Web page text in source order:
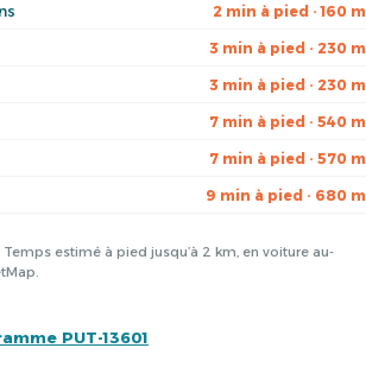
2 min à pied · 160 m
3 min à pied · 230 m
3 min à pied · 230 m
7 min à pied · 540 m
7 min à pied · 570 m
9 min à pied · 680 m
estimé à pied jusqu’à 2 km, en voiture au-
PUT-13601